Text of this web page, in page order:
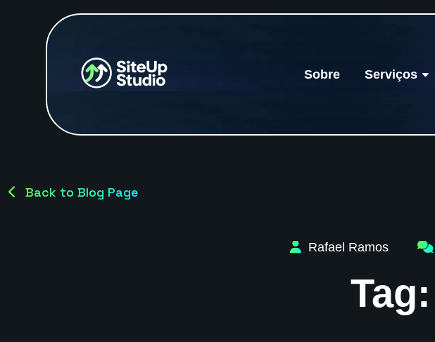
Sobre Serviços
Back to Blog Page
Rafael Ramos
Tag: